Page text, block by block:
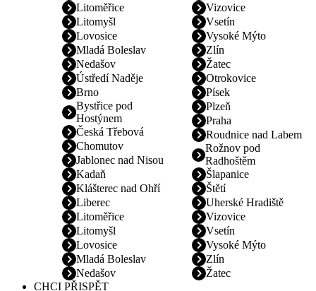
Litoměřice
Litomyšl
Lovosice
Mladá Boleslav
Nedašov
Vizovice
Vsetín
Vysoké Mýto
Zlín
Žatec
Ústředí Naděje
Brno
Bystřice pod
Hostýnem
Česká Třebová
Chomutov
Jablonec nad Nisou
Kadaň
Klášterec nad Ohří
Liberec
Litoměřice
Litomyšl
Lovosice
Mladá Boleslav
Nedašov
Otrokovice
Písek
Plzeň
Praha
Roudnice nad Labem
Rožnov pod
Radhoštěm
Šlapanice
Štětí
Uherské Hradiště
Vizovice
Vsetín
Vysoké Mýto
Zlín
Žatec
CHCI PŘISPĚT